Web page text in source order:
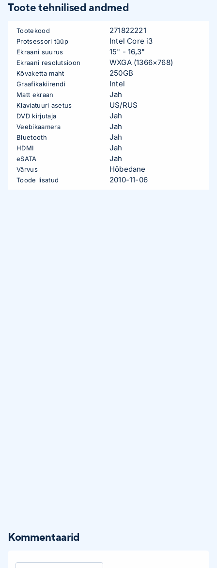
Toote tehnilised andmed
Tootekood 271822221
Protsessori tüüp Intel Core i3
Ekraani suurus 15" - 16,3"
Ekraani resolutsioon WXGA (1366×768)
Kõvaketta maht 250GB
Graafikakiirendi Intel
Matt ekraan Jah
Klaviatuuri asetus US/RUS
DVD kirjutaja Jah
Veebikaamera Jah
Bluetooth Jah
HDMI Jah
eSATA Jah
Värvus Hõbedane
Toode lisatud 2010-11-06
Kommentaarid